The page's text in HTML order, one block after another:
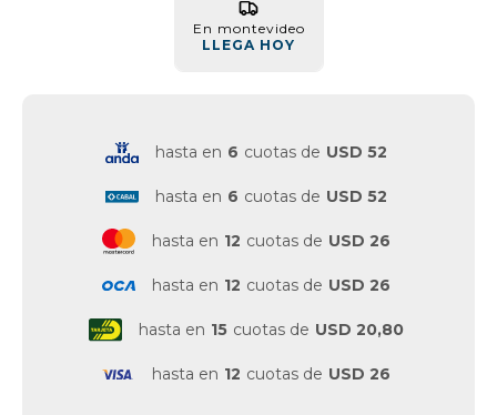
En montevideo
LLEGA HOY
hasta en 6 cuotas de USD 52
hasta en 6 cuotas de USD 52
hasta en 12 cuotas de USD 26
hasta en 12 cuotas de USD 26
hasta en 15 cuotas de USD 20,80
hasta en 12 cuotas de USD 26
Vestimenta y calzado